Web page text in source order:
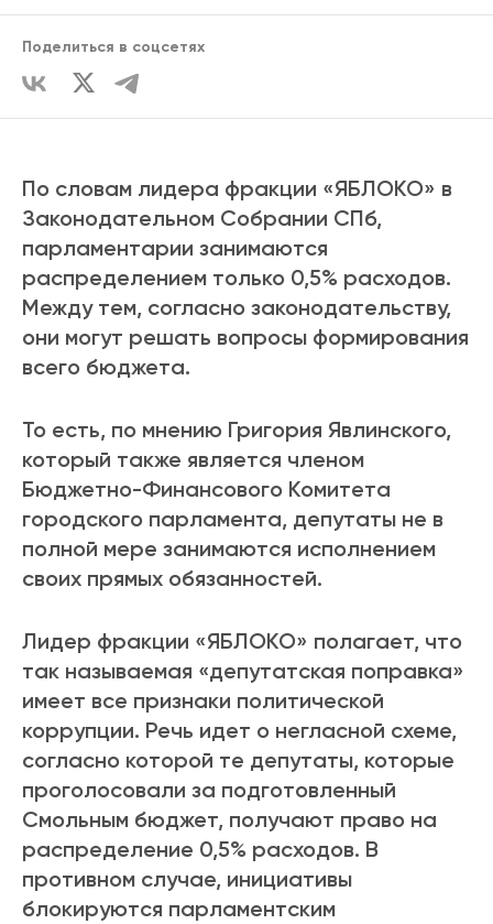
Поделиться в соцсетях
По словам лидера фракции «ЯБЛОКО» в
Законодательном Собрании СПб,
парламентарии занимаются
распределением только 0,5% расходов.
Между тем, согласно законодательству,
они могут решать вопросы формирования
всего бюджета.
То есть, по мнению Григория Явлинского,
который также является членом
Бюджетно-Финансового Комитета
городского парламента, депутаты не в
полной мере занимаются исполнением
своих прямых обязанностей.
Лидер фракции «ЯБЛОКО» полагает, что
так называемая «депутатская поправка»
имеет все признаки политической
коррупции. Речь идет о негласной схеме,
согласно которой те депутаты, которые
проголосовали за подготовленный
Смольным бюджет, получают право на
распределение 0,5% расходов. В
противном случае, инициативы
блокируются парламентским